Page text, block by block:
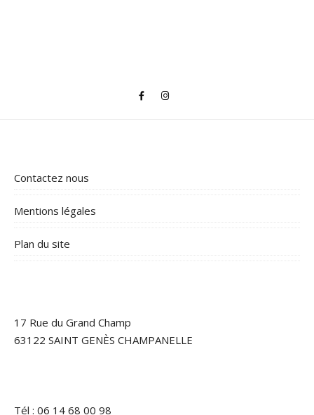
Contactez nous
Mentions légales
Plan du site
17 Rue du Grand Champ
63122 SAINT GENÈS CHAMPANELLE
Tél : 06 14 68 00 98